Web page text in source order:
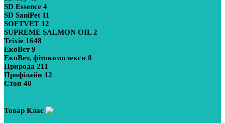
SD Essence 4
SD SaniPet 11
SOFTVET 12
SUPREME SALMON OIL2
Trixie 1648
ЕкоВет9
ЕкоВет, фітокомплекси 8
Природа 211
Профілайн 12
Стоп 40
Товар Клас